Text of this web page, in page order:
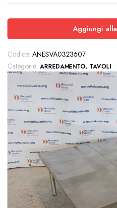
Aggiungi
Codice: ANESVA0323607
Categorie: ARREDAMENTO, TAVOLI